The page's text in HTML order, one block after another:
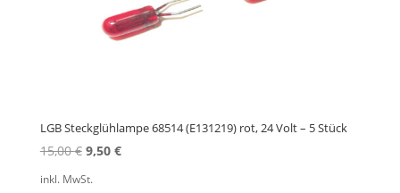
LGB Steckglühlampe 68514 (E131219) rot, 24 Volt – 5 Stück
15,00€ Ursprünglicher
9,50 €Aktueller
inkl. MwSt.